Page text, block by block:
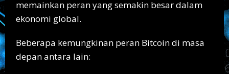
memainkan peran yang semakin besar dalam
ekonomi global.
Beberapa kemungkinan peran Bitcoin di masa
depan antara lain: